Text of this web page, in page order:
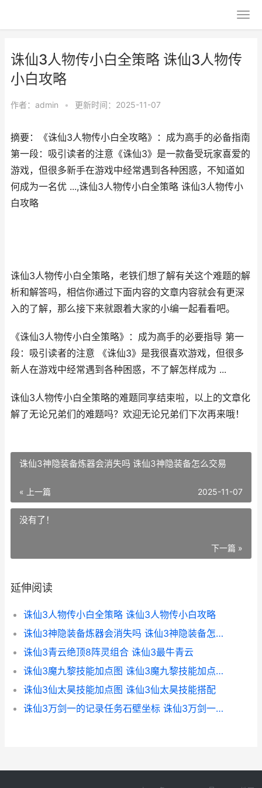
诛仙3人物传小白全策略 诛仙3人物传
小白攻略
作者： admin • 更新时间：2025-11-07
摘要：《诛仙3人物传小白全攻略》：成为高手的必备指南
第一段：吸引读者的注意《诛仙3》是一款备受玩家喜爱的
游戏，但很多新手在游戏中经常遇到各种困惑，不知道如
何成为一名优 ...,诛仙3人物传小白全策略 诛仙3人物传小
白攻略
诛仙3人物传小白全策略，老铁们想了解有关这个难题的解
析和解答吗，相信你通过下面内容的文章内容就会有更深
入的了解，那么接下来就跟着大家的小编一起看看吧。
《诛仙3人物传小白全策略》：成为高手的必要指导 第一
段：吸引读者的注意 《诛仙3》是我很喜欢游戏，但很多
新人在游戏中经常遇到各种困惑，不了解怎样成为 ...
诛仙3人物传小白全策略的难题同享结束啦，以上的文章化
解了无论兄弟们的难题吗？欢迎无论兄弟们下次再来哦！
诛仙3神隐装备炼器会消失吗 诛仙3神隐装备怎么交易
« 上一篇 2025-11-07
没有了！
下一篇 »
延伸阅读
诛仙3人物传小白全策略 诛仙3人物传小白攻略
诛仙3神隐装备炼器会消失吗 诛仙3神隐装备怎么交易
诛仙3青云绝顶8阵灵组合 诛仙3最牛青云
诛仙3魔九黎技能加点图 诛仙3魔九黎技能加点图解视频
诛仙3仙太昊技能加点图 诛仙3仙太昊技能搭配
诛仙3万剑一的记录任务石壁坐标 诛仙3万剑一的记录坐标